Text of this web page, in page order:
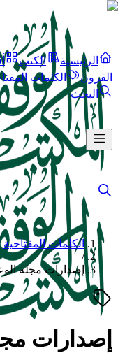
الرئيسية الكتب
القرون
الكلمات
البحث
الكلمات المفتاحية
/
إصدارات مجلة
إصدارات